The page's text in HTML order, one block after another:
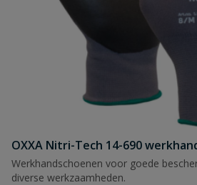
OXXA Nitri-Tech 14-690
Werkhandschoenen voor goede
diverse werkzaamheden.